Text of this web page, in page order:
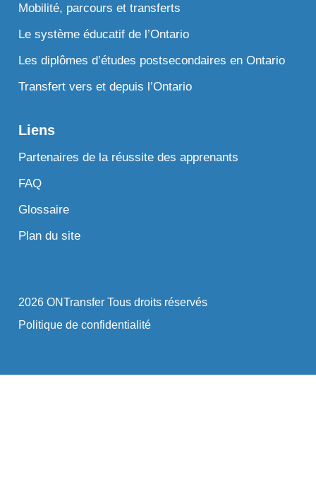
Mobilité, parcours et transferts
Le système éducatif de l’Ontario
Les diplômes d’études postsecondaires en Ontario
Transfert vers et depuis l’Ontario
Liens
Partenaires de la réussite des apprenants
FAQ
Glossaire
Plan du site
2026 ONTransfer Tous droits réservés
Politique de confidentialité